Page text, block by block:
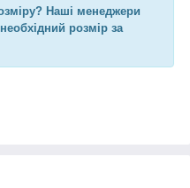
Наші менеджери
розмір за